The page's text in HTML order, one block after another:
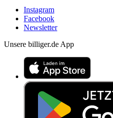
Instagram
Facebook
Newsletter
Unsere billiger.de App